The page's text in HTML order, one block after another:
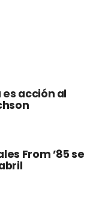
acción al
From ’85 se